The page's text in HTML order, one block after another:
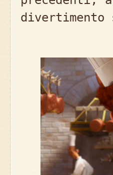
divertimento